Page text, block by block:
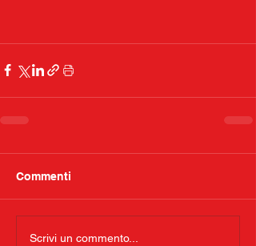
Commenti
Scrivi un commento...